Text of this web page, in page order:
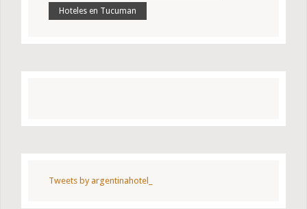
Hoteles en Tucuman
Tweets by argentinahotel_